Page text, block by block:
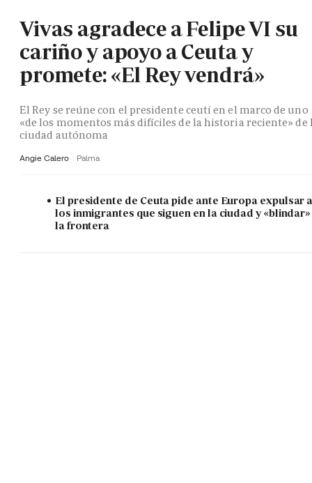
Vivas agradece a Felipe VI su
cariño y apoyo a Ceuta y
promete: «El Rey vendrá»
El Rey se reúne con el presidente ceutí en el marco de uno
«de los momentos más difíciles de la historia reciente» de
ciudad autónoma
Angie Calero Palma
El presidente de Ceuta pide ante Europa expulsar
los inmigrantes que siguen en la ciudad y «blindar»
la frontera